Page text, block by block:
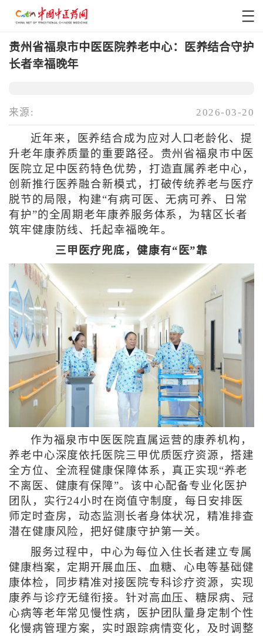
贵州省福泉市中医医院养老中心：医养结合守护
长者幸福晚年
来源: 2026-03-20
近年来，医养结合成为应对人口老龄化、提
升老年康养质量的重要路径。贵州省福泉市中医
医院立足中医药特色优势，打造直属养老中心，
创新推行医养融合新模式，打破传统养老与医疗
脱节的局限，构建“有病可医、无病可养、日常
有护”的全周期老年康养服务体系，为辖区长者
筑牢健康防线、托起幸福晚年。
三甲医疗兜底，健康有“医”靠
作为福泉市中医医院直属运营的康养机构，
养老中心深度依托医院三甲优质医疗资源，搭建
全方位、全流程健康保障体系，真正实现“养老
不离医、健康有保障”。该中心配备专业化医护
团队，实行24小时在岗值守制度，每日安排医
师定时查房，动态监测长者身体状况，精准排查
潜在健康风险，把好健康守护第一关。
服务过程中，中心为每位入住长者建立专属
健康档案，定期开展血压、血糖、心电等基础健
康体检，同步精准对接医院专科诊疗资源，实现
康养与诊疗无缝衔接。针对高血压、糖尿病、冠
心病等老年常见慢性病，医护团队量身定制个性
化慢病管理方案，实时跟踪病情变化，及时调整